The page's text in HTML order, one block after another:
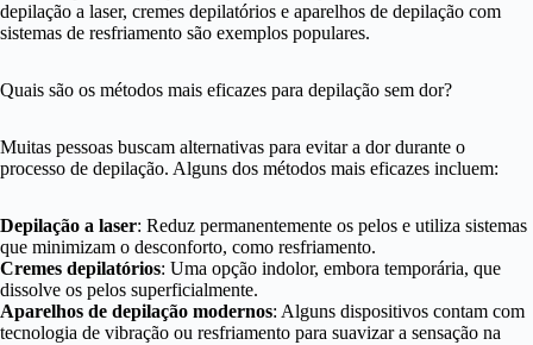
depilação a laser, cremes depilatórios e aparelhos de depilação com
sistemas de resfriamento são exemplos populares.
Quais são os métodos mais eficazes para depilação sem dor?
Muitas pessoas buscam alternativas para evitar a dor durante o
processo de depilação. Alguns dos métodos mais eficazes incluem:
Depilação a laser: Reduz permanentemente os pelos e utiliza sistemas
que minimizam o desconforto, como resfriamento.
Cremes depilatórios: Uma opção indolor, embora temporária, que
dissolve os pelos superficialmente.
Aparelhos de depilação modernos: Alguns dispositivos contam com
tecnologia de vibração ou resfriamento para suavizar a sensação na